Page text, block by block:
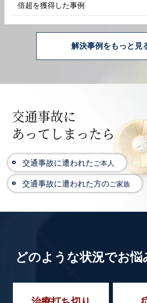
倍超を獲得した事例
解決事例をもっと見
交通事故に
あってしまったら
交通事故に遭われた ご本人
交通事故に遭われた方のご家族
どのような状況でお悩